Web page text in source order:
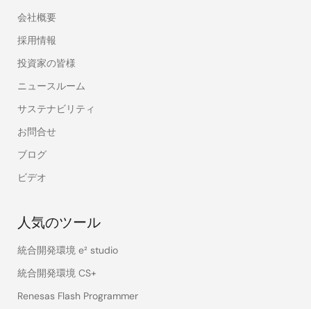
会社概要
採用情報
投資家の皆様
ニュースルーム
サステナビリティ
お問合せ
ブログ
ビデオ
人気のツール
統合開発環境 e² studio
統合開発環境 CS+
Renesas Flash Programmer